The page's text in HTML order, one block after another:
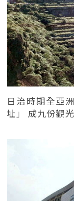
日治時期全亞
址」 成九份觀